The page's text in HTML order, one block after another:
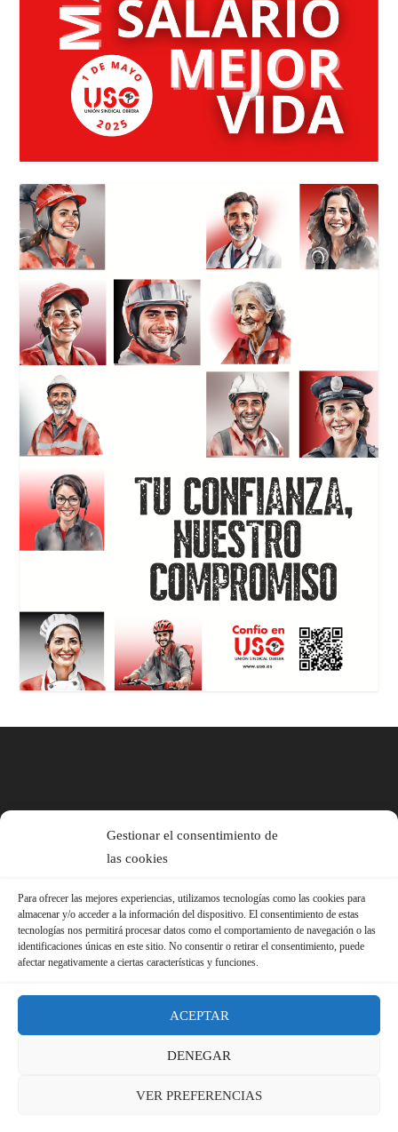
Gestionar el consentimiento de
las cookies
Para ofrecer las mejores experiencias, utilizamos tecnologías como las cookies para
almacenar y/o acceder a la información del dispositivo. El consentimiento de estas
tecnologías nos permitirá procesar datos como el comportamiento de navegación o las
identificaciones únicas en este sitio. No consentir o retirar el consentimiento, puede
afectar negativamente a ciertas características y funciones.
ACEPTAR
DENEGAR
VER PREFERENCIAS
Política de Cookies